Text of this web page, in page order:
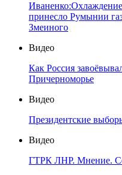
принесло Румынии
Змеиного
Видео
Как Россия
Причерноморье
Видео
Президентские
Видео
ГТРК ЛНР. Мнение.